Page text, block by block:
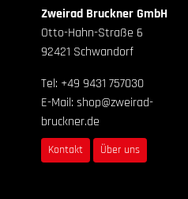
Zweirad Bruckner GmbH
Otto-Hahn-Straße 6
92421 Schwandorf
Tel: +49 9431 757030
E-Mail: shop@zweirad-
bruckner.de
Kontakt Über uns